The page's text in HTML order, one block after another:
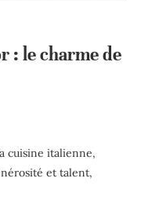
: le charme de
cuisine italienne,
et talent,